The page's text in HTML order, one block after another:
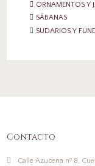
ORNAMENTOS Y
SÁBANAS
SUDARIOS Y
Contacto
Calle Azucena nº 8,